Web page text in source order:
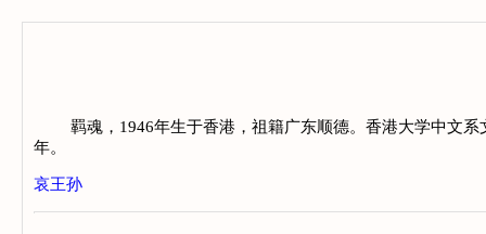
羁魂，1946年生于香港，祖籍广东顺德。香港大学中文系
年。
哀王孙